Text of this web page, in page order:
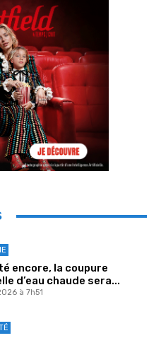
encore, la coupure
d’eau chaude sera...
à 7h51